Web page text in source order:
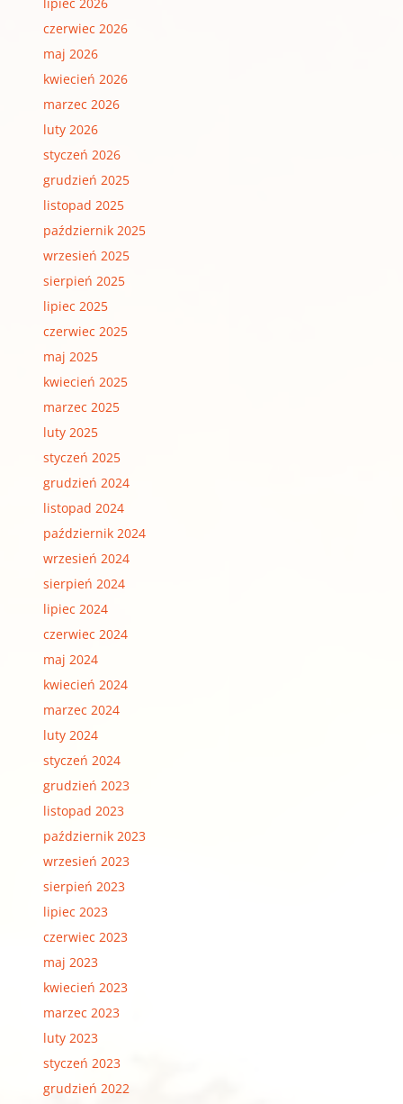
lipiec 2026
czerwiec 2026
maj 2026
kwiecień 2026
marzec 2026
luty 2026
styczeń 2026
grudzień 2025
listopad 2025
październik 2025
wrzesień 2025
sierpień 2025
lipiec 2025
czerwiec 2025
maj 2025
kwiecień 2025
marzec 2025
luty 2025
styczeń 2025
grudzień 2024
listopad 2024
październik 2024
wrzesień 2024
sierpień 2024
lipiec 2024
czerwiec 2024
maj 2024
kwiecień 2024
marzec 2024
luty 2024
styczeń 2024
grudzień 2023
listopad 2023
październik 2023
wrzesień 2023
sierpień 2023
lipiec 2023
czerwiec 2023
maj 2023
kwiecień 2023
marzec 2023
luty 2023
styczeń 2023
grudzień 2022